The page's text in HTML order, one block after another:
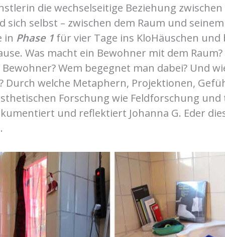
die wechselseitige Beziehung
sich selbst – zwischen dem Raum und
in Phase 1 für vier Tage ins KloHäuschen und
Was macht ein Bewohner mit dem
Wem begegnet man dabei? Und
Durch welche Metaphern, Projektionen,
Forschung wie Feldforschung
und reflektiert Johanna G. Eder